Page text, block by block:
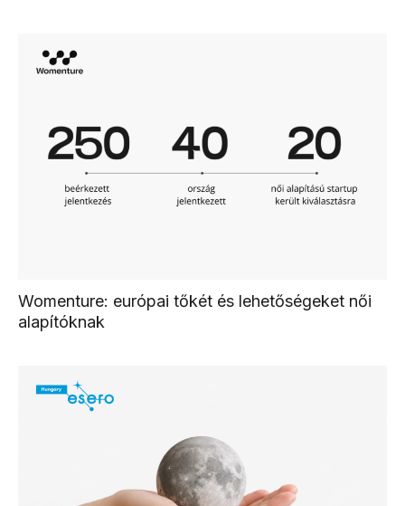
Womenture: európai tőkét és lehetőségeket női
alapítóknak